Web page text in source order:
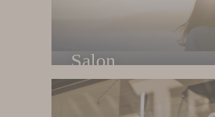
Salon
Về salon